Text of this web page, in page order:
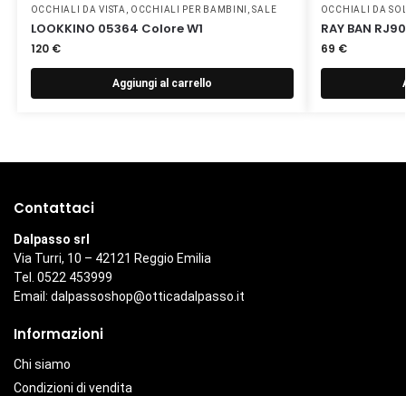
OCCHIALI DA VISTA OCCHIALI PER BAMBINI ,SALE
LOOKKINO 05364 Colore W1
120 €
Aggiungi al carrello
OCCHIALI DA
RAY BAN
69 €
Contattaci
Dalpasso srl
Via Turri, 10 – 42121 Reggio Emilia
Tel. 0522 453999
Email: dalpassoshop@otticadalpasso.it
Informazioni
Chi siamo
Condizioni di vendita